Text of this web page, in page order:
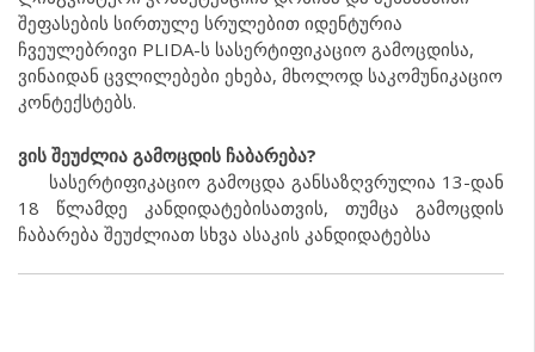
შეფასების სირთულე სრულებით იდენტურია
ჩვეულებრივი PLIDA-ს სასერტიფიკაციო გამოცდისა,
ვინაიდან ცვლილებები ეხება, მხოლოდ საკომუნიკაციო
კონტექსტებს.
ვის შეუძლია გამოცდის ჩაბარება?
სასერტიფიკაციო გამოცდა განსაზღვრულია 13-დან
18 წლამდე კანდიდატებისათვის, თუმცა გამოცდის
ჩაბარება შეუძლიათ სხვა ასაკის კანდიდატებსა